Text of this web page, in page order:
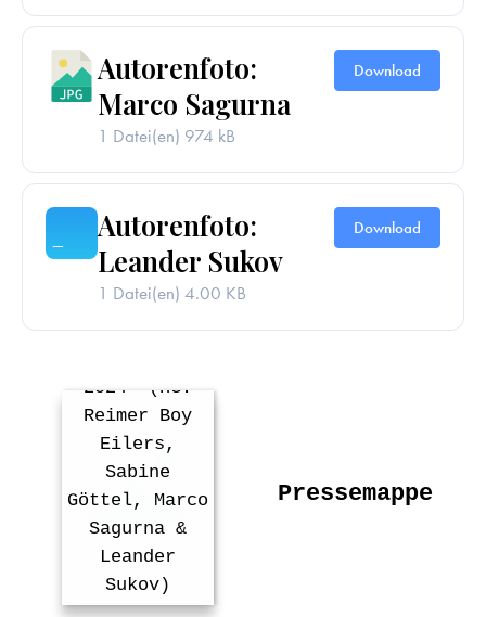
Autorenfoto:
Marco Sagurna
1 Datei(en) 974 kB
Download
Autorenfoto:
Leander Sukov
1 Datei(en)4.00 KB
Download
Pressemappe
zu „Die
2024“ (HG:
Reimer Boy
Eilers,
Sabine
Göttel, Marco
Sagurna &
Leander
Sukov)
Pressemappe